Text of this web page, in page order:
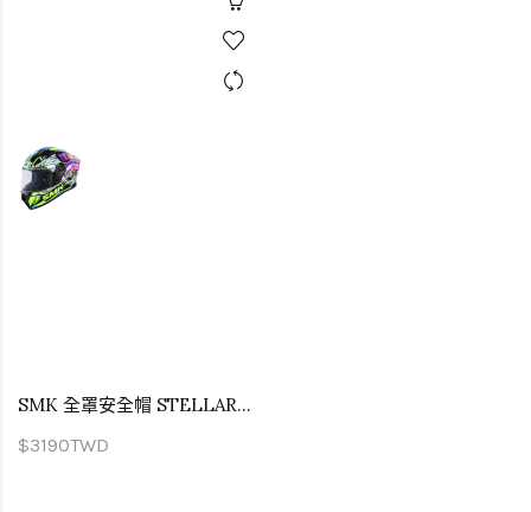
SMK 全罩安全帽 STELLAR TURBO 爆能動力 GL249
$3190TWD